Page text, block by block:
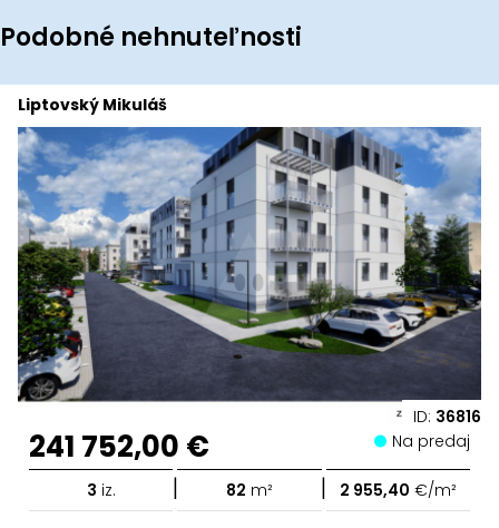
Podobné nehnuteľnosti
ID: 36816
Liptovský Mikuláš
241 752,00 € Na predaj
3 iz. | 82 m² | 2 955,40 €/m²